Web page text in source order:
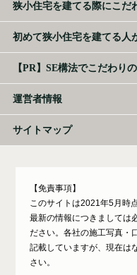
狭小住宅を建てる際にこだ
初めて狭小住宅を建てる人
【PR】SE構法でこだわり
運営者情報
サイトマップ
【免責事項】
このサイトは2021年5月時
最新の情報につきましては
ださい。各社の施工写真・
記載していますが、現在は
さい。